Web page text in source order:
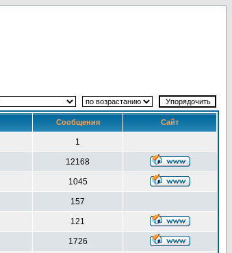
Сообщения Сайт
1
12168
1045
157
121
1726